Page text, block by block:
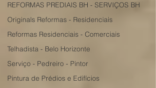
REFORMAS PREDIAIS BH - SERVIÇOS BH
Originals Reformas - Residenciais
Reformas Residenciais - Comerciais
Telhadista - Belo Horizonte
Serviço - Pedreiro - Pintor
Pintura de Prédios e Edifícios